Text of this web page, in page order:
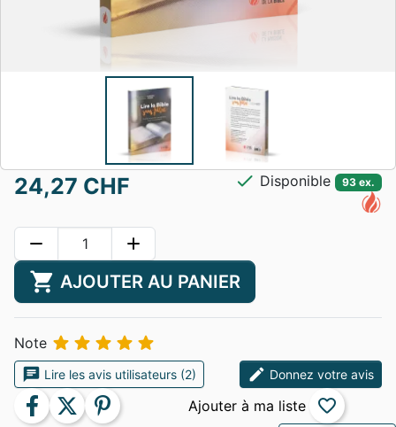
24,27 CHF check Disponible 93 ex.
remove add
shopping_cart AJOUTER AU PANIER
Note     
chat Lire les avis utilisateurs (2) edit Donnez votre avis
facebook twitter pinterest favorite_border